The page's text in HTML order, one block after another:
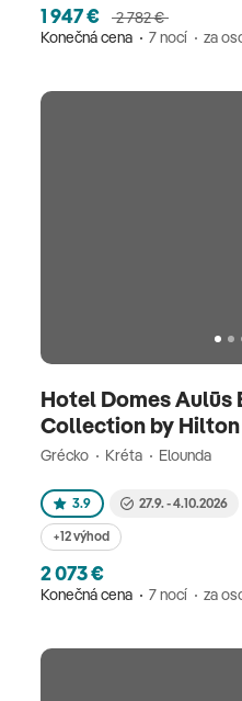
1 947 €
2 782 €
Konečná cena
7 nocí za
Hotel Domes Aulūs
Collection by Hilton
Grécko Kréta Elounda
3.9 27.9. - 4.10.2026
+12 výhod
2 073 €
Konečná cena 7 nocí za